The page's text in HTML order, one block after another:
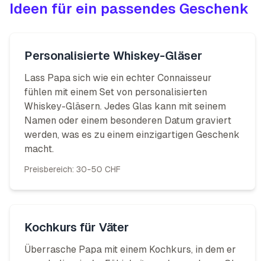
Ideen für ein passendes Geschenk
Personalisierte Whiskey-Gläser
Lass Papa sich wie ein echter Connaisseur
fühlen mit einem Set von personalisierten
Whiskey-Gläsern. Jedes Glas kann mit seinem
Namen oder einem besonderen Datum graviert
werden, was es zu einem einzigartigen Geschenk
macht.
Preisbereich: 30-50 CHF
Kochkurs für Väter
Überrasche Papa mit einem Kochkurs, in dem er